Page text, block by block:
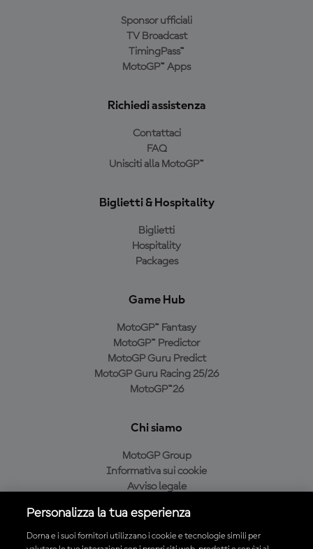
Sponsor ufficiali
TV Broadcast
TimingPass™
MotoGP™ Apps
Richiedi assistenza
Contattaci
FAQ
Unisciti alla MotoGP™
Biglietti & Hospitality
Biglietti
Hospitality
Packages
Game Hub
MotoGP™ Fantasy
MotoGP™ Predictor
MotoGP Guru Predict
MotoGP Guru Racing 25/26
MotoGP™26
Chi siamo
MotoGP Group
Informativa sui cookie
Avviso legale
Condizioni di acquisto
Personalizza la tua esperienza
Dorna e i suoi fornitori utilizzano i cookie e tecnologie simili per